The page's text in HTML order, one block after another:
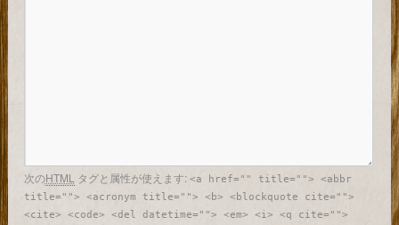
次のHTML タグと属性が使えます: <a href="" title=""> <abbr
title=""> <acronym title=""> <b> <blockquote cite="">
<cite> <code> <del datetime=""> <em> <i> <q cite="">